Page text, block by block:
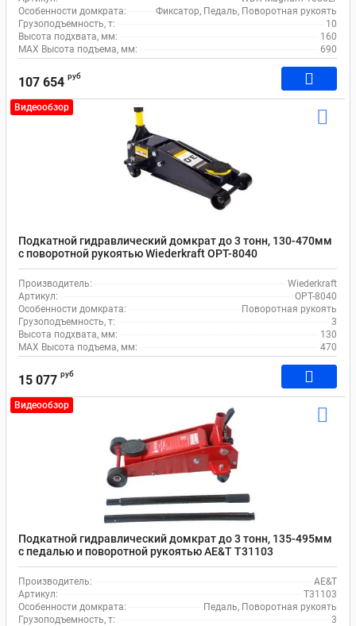
Особенности домкрата:
Фиксатор, Педаль, Поворотная рукоять
Грузоподъемность, т:
10
Высота подхвата, мм:
160
MAX Высота подъема, мм:
690
107 654 руб
Видеообзор
Подкатной гидравлический домкрат до 3 тонн, 130-470мм
с поворотной рукоятью Wiederkraft OPT-8040
Производитель:
Wiederkraft
Артикул:
OPT-8040
Особенности домкрата:
Поворотная рукоять
Грузоподъемность, т:
3
Высота подхвата, мм:
130
MAX Высота подъема, мм:
470
15 077 руб
Видеообзор
Подкатной гидравлический домкрат до 3 тонн, 135-495мм
с педалью и поворотной рукоятью AE&T T31103
Производитель:
AE&T
Артикул:
T31103
Особенности домкрата:
Педаль, Поворотная рукоять
Грузоподъемность, т:
3